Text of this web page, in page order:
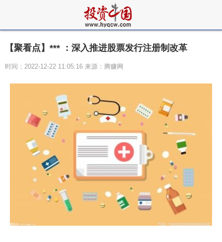
【聚看点】*** ：深入推进股票发行注册制改革
时间：2022-12-22 11:05:16 来源：腾赚网